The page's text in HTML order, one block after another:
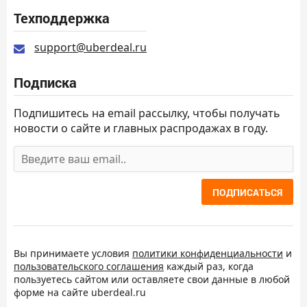
Техподдержка
support@uberdeal.ru
Подписка
Подпишитесь на email рассылку, чтобы получать
новости о сайте и главных распродажах в году.
ПОДПИСАТЬСЯ
Вы принимаете условия политики конфиденциальности и
пользовательского соглашения каждый раз, когда
пользуетесь сайтом или оставляете свои данные в любой
форме на сайте uberdeal.ru